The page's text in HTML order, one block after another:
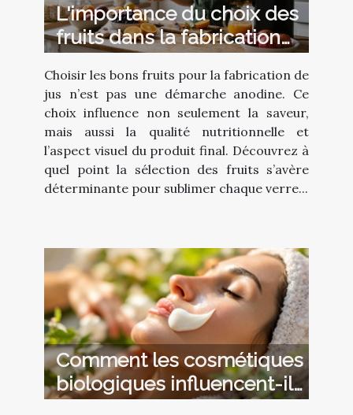
L'importance du choix des
fruits dans la fabrication
de jus
Choisir les bons fruits pour la fabrication de
jus n’est pas une démarche anodine. Ce
choix influence non seulement la saveur,
mais aussi la qualité nutritionnelle et
l’aspect visuel du produit final. Découvrez à
quel point la sélection des fruits s’avère
déterminante pour sublimer chaque verre...
Comment les cosmétiques
biologiques influencent-ils
la santé de la peau ?